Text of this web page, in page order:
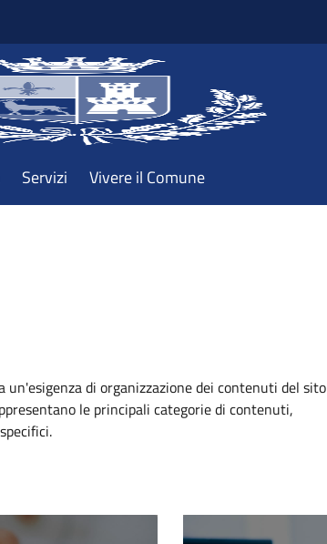
Servizi Vivere il Comune
un'esigenza di organizzazione dei contenuti del sito
le principali categorie di contenuti,